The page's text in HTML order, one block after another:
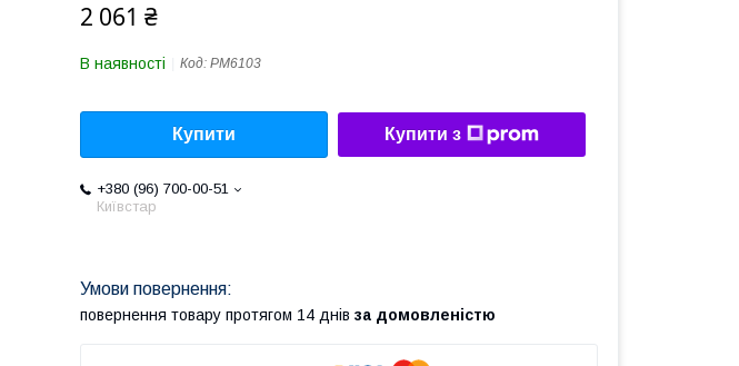
2 061 ₴
В наявності Код: PM6103
Купити Купити з
+380 (96) 700-00-51
Київстар
повернення товару протягом 14 днів за домовленістю